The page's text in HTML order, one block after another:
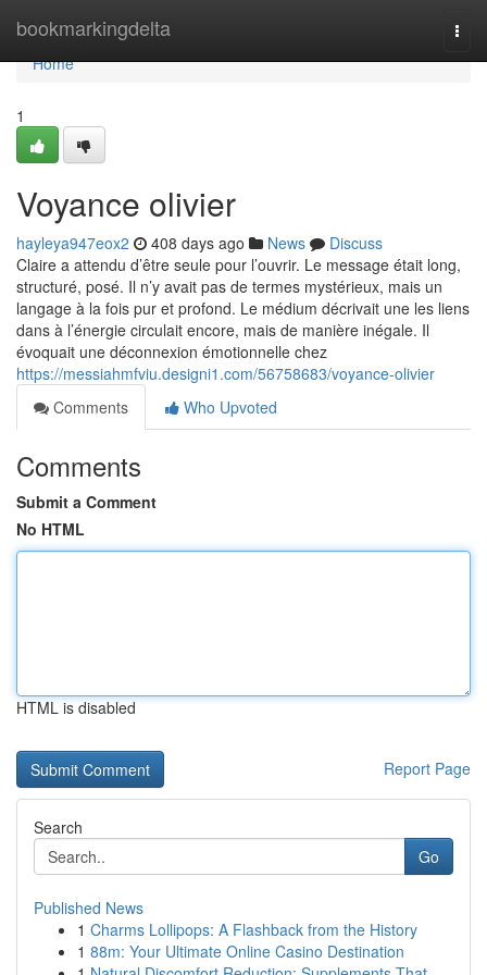
bookmarkingdelta
Home
Home
1
Voyance olivier
hayleya947eox2 408 days ago News
Discuss
Claire a attendu d’être seule pour l’ouvrir. Le message était long,
structuré, posé. Il n’y avait pas de termes mystérieux, mais un
langage à la fois pur et profond. Le médium décrivait une les liens
dans à l’énergie circulait encore, mais de manière inégale. Il
évoquait une déconnexion émotionnelle chez
https://messiahmfviu.designi1.com/56758683/voyance-olivier
Comments
Who Upvoted
Comments
Submit a Comment
No HTML
HTML is disabled
Report Page
Search
Go
Published News
1 Charms Lollipops: A Flashback from the History
1 88m: Your Ultimate Online Casino Destination